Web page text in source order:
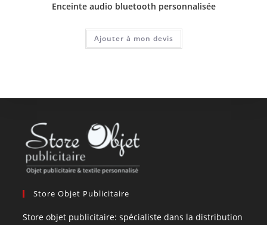
Enceinte audio bluetooth personnalisée
Ajouter à mon devis
Store Objet Publicitaire
Store objet publicitaire: spécialiste dans la distribution